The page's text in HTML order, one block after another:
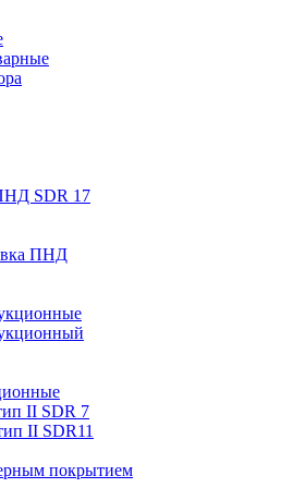
SDR 17
ПНД
II SDR 7
II SDR11
покрытием